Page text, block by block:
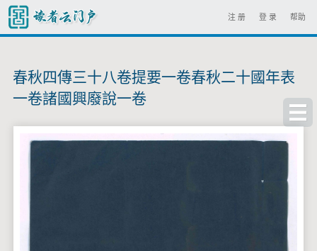
帮助
登 录
注 册
春秋四傳三十八卷提要一卷春秋二十國年表
一卷諸國興廢說一卷